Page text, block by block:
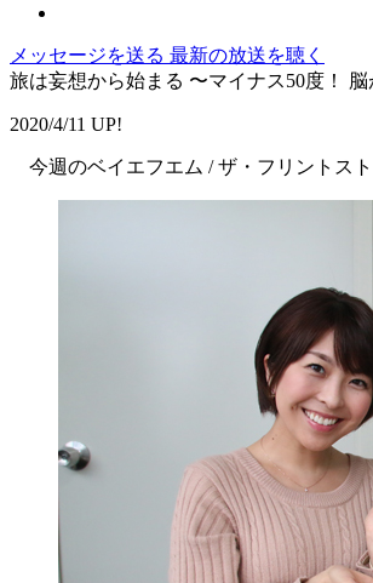
メッセージを送る 最新の放送を聴く
旅は妄想から始まる 〜マイナス50度！
2020/4/11 UP!
今週のベイエフエム / ザ・フリントス